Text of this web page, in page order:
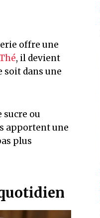
offre une
, il devient
soit dans une
sucre ou
apportent une
plus